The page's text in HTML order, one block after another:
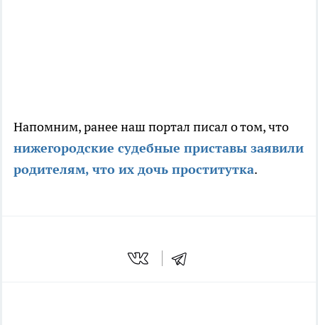
Напомним, ранее наш портал писал о том, что
нижегородские судебные приставы заявили
родителям, что их дочь проститутка.